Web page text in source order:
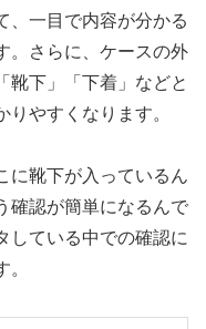
、一目で内容が分かる
。さらに、ケースの外
靴下」「下着」などと
やすくなります。
に靴下が入っているん
確認が簡単になるんで
している中での確認に